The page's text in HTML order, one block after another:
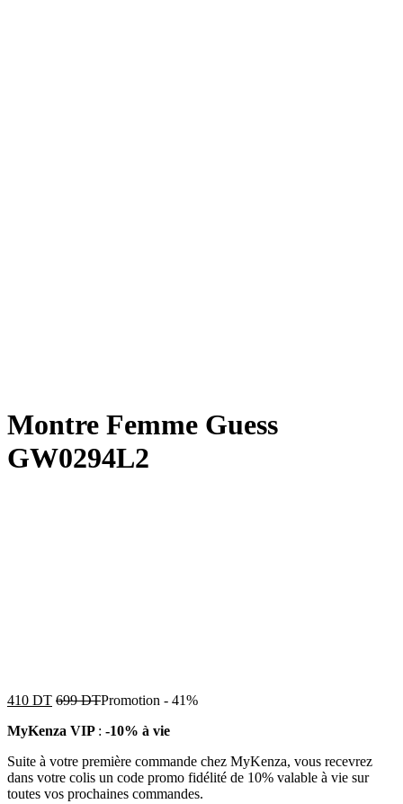
Montre Femme Guess
GW0294L2
410 DT 699DTPromotion - 41%
MyKenza VIP : -10% à vie
Suite à votre première commande chez MyKenza, vous recevrez
dans votre colis un code promo fidélité de 10% valable à vie sur
toutes vos prochaines commandes.